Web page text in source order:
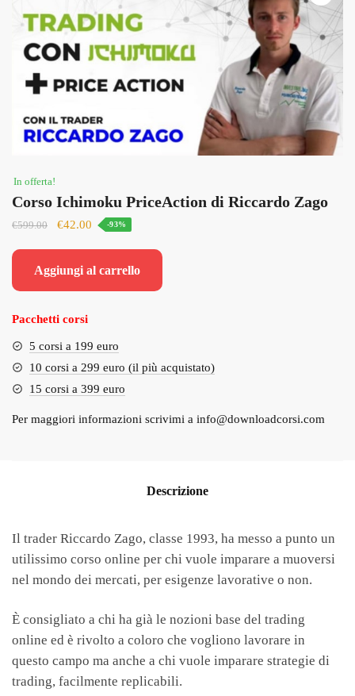
In offerta!
Corso Ichimoku PriceAction di Riccardo Zago
€599.00
Il
era:
€42.00 Il
è:
-93%
Aggiungi al carrello
Pacchetti corsi
5 corsi a 199 euro
10 corsi a 299 euro (il più acquistato)
15 corsi a 399 euro
Per maggiori informazioni scrivimi a info@downloadcorsi.com
Descrizione
Il trader Riccardo Zago, classe 1993, ha messo a punto un
utilissimo corso online per chi vuole imparare a muoversi
nel mondo dei mercati, per esigenze lavorative o non.
È consigliato a chi ha già le nozioni base del trading
online ed è rivolto a coloro che vogliono lavorare in
questo campo ma anche a chi vuole imparare strategie di
trading, facilmente replicabili.